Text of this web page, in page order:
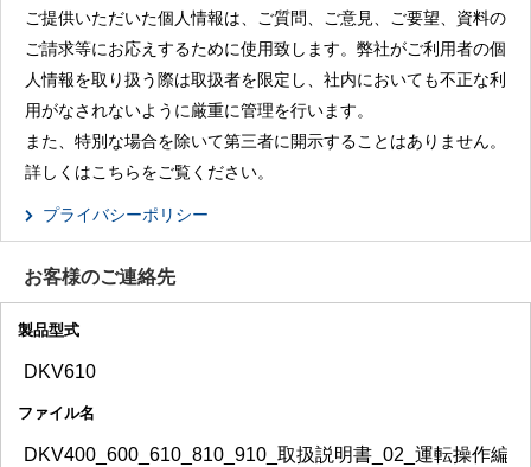
ご提供いただいた個人情報は、ご質問、ご意見、ご要望、資料の
ご請求等にお応えするために使用致します。弊社がご利用者の個
人情報を取り扱う際は取扱者を限定し、社内においても不正な利
用がなされないように厳重に管理を行います。
また、特別な場合を除いて第三者に開示することはありません。
詳しくはこちらをご覧ください。
プライバシーポリシー
お客様のご連絡先
製品型式
ファイル名